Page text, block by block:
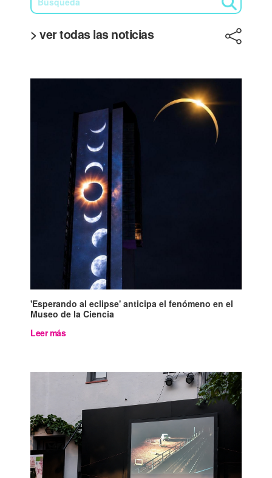
> ver todas las noticias
'Esperando al eclipse' anticipa el fenómeno en el
Museo de la Ciencia
Leer más